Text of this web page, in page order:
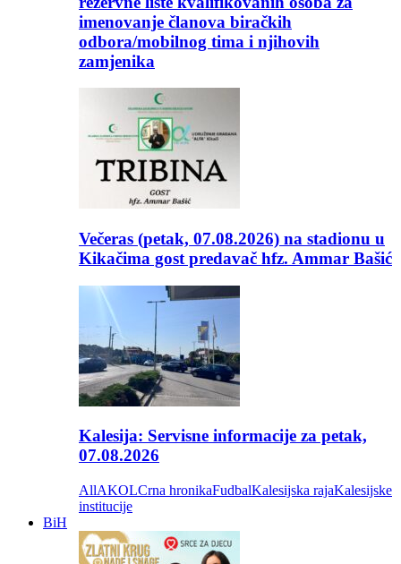
imenovanje članova biračkih
odbora/mobilnog tima i njihovih
zamjenika
Večeras (petak, 07.08.2026) na stadionu u
Kikačima gost predavač hfz. Ammar Bašić
Kalesija: Servisne informacije za petak,
07.08.2026
AllAKOLCrna hronikaFudbalKalesijska rajaKalesijske
institucije
BiH